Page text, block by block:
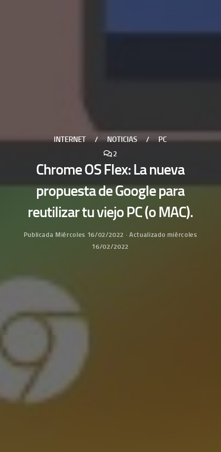
INTERNET / NOTICIAS /
PC
2
Chrome OS Flex: La nueva
propuesta de Google para
reutilizar tu viejo PC (o MAC).
Publicada Miércoles 16/02/2022 · Actualizado miércoles
16/02/2022